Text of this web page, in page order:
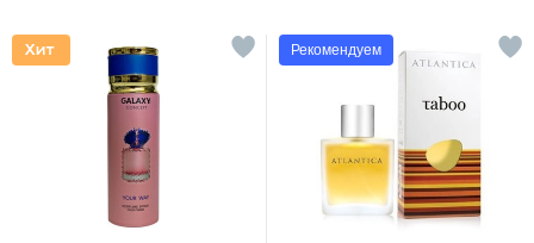
Рекомендуем